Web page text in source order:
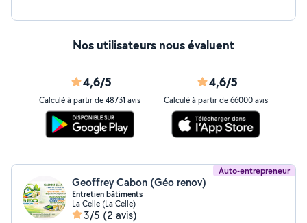
Nos utilisateurs nous évaluent
4,6/5
Calculé à partir de 48731 avis
4,6/5
Calculé à partir de 66000 avis
Auto-entrepreneur
Geoffrey Cabon (Géo renov)
Entretien bâtiments
La Celle (La Celle)
3/5 (2 avis)